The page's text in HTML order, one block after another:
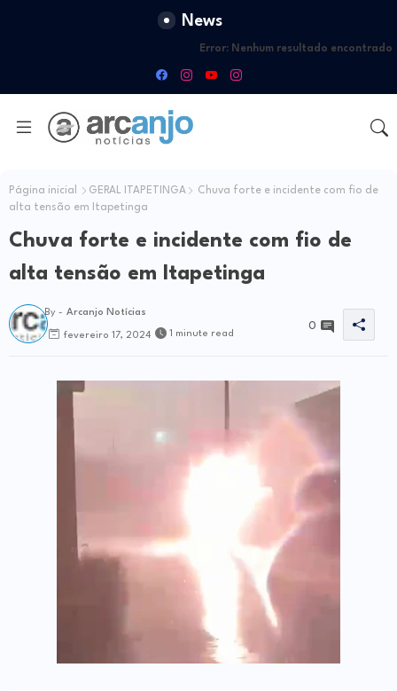
News
Error: Nenhum resultado encontrado
Página inicial GERAL ITAPETINGA
Chuva forte e incidente com fio de
alta tensão em Itapetinga
Chuva forte e incidente com fio de
alta tensão em Itapetinga
By - Arcanjo Notícias
fevereiro 17, 2024 1 minute read
0